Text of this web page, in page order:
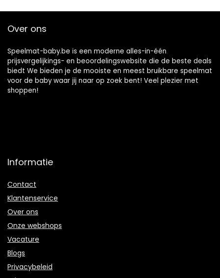
Over ons
Speelmat-baby.be is een moderne alles-in-één
prijsvergelijkings- en beoordelingswebsite die de beste deals
biedt We bieden je de mooiste en meest bruikbare speelmat
voor de baby waar jij naar op zoek bent! Veel plezier met
shoppen!
Informatie
Contact
Klantenservice
Over ons
Onze webshops
Vacature
Blogs
Privacybeleid